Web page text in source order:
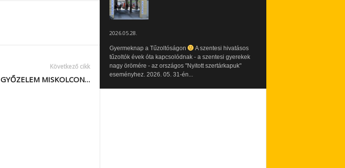
Következő cikk
GYŐZELEM MISKOLCON…
2026.05.28.
Gyermeknap a Tűzoltóságon
A szentesi hivatásos
tűzoltók évek óta kapcsolódnak - a szentesi gyerekek
nagy örömére - az országos "Nyitott szertárkapuk"
eseményhez. 2026. 05. 31-én...